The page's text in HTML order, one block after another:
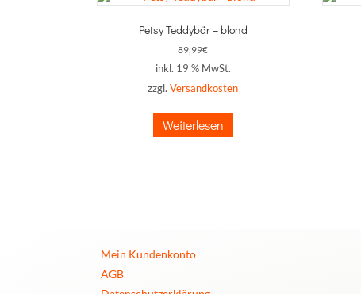
Petsy Teddybär – blond
89,99€
inkl. 19 % MwSt.
zzgl.Versandkosten
Weiterlesen
Mein Kundenkonto
AGB